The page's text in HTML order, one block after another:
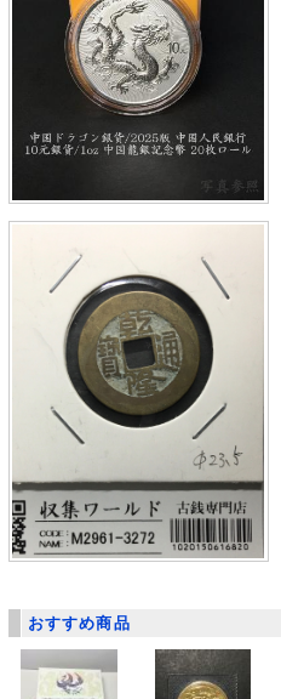
おすすめ商品